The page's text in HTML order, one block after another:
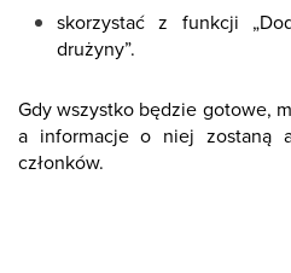
skorzystać z funkcji
drużyny”.
Gdy wszystko będzie gotowe,
a informacje o niej zostaną
członków.